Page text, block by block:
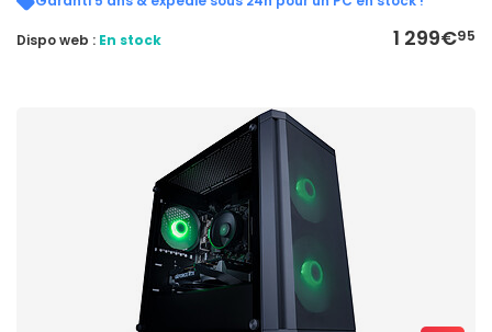
1 299€95
Dispo web : En stock